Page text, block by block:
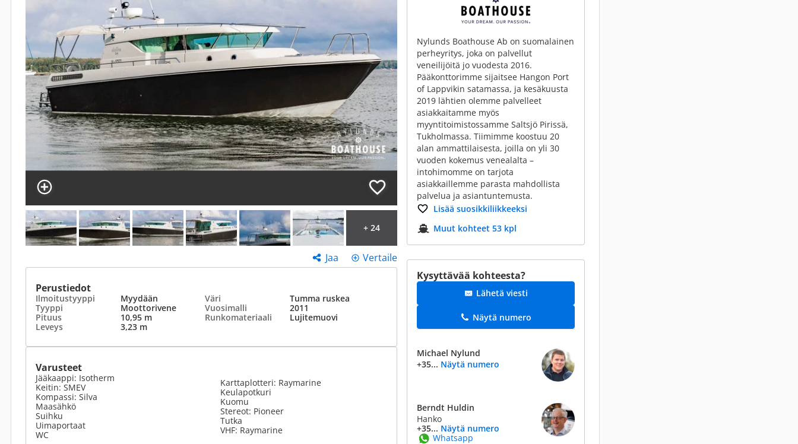
+ 24
Jaa Vertaile
Perustiedot
Ilmoitustyyppi Myydään Väri
Tumma ruskea
Tyyppi
Moottorivene Vuosimalli
2011
Pituus
10,95 m Runkomateriaali
Lujitemuovi
Leveys
3,23 m
Varusteet
Jääkaappi: Isotherm
Keitin: SMEV
Kompassi: Silva
Maasähkö
Suihku
Uimaportaat
WC
Karttaplotteri: Raymarine
Keulapotkuri
Kuomu
Stereot: Pioneer
Tutka
VHF: Raymarine
Nylunds Boathouse Ab on suomalainen
perheyritys, joka on palvellut
veneilijöitä jo vuodesta 2016.
Pääkonttorimme sijaitsee Hangon Port
of Lappvikin satamassa, ja kesäkuusta
2019 lähtien olemme palvelleet
asiakkaitamme myös
myyntitoimistossamme Saltsjö Pirissä,
Tukholmassa. Tiimimme koostuu 20
alan ammattilaisesta, joilla on yli 30
vuoden kokemus venealalta –
intohimomme on tarjota
asiakkaillemme parasta mahdollista
palvelua ja asiantuntemusta.
Lisää suosikkiliikkeeksi
Muut kohteet 53 kpl
Kysyttävää kohteesta?
Lähetä viesti
Näytä numero
Michael Nylund
+35... Näytä numero
Berndt Huldin
Hanko
+35... Näytä numero
Whatsapp